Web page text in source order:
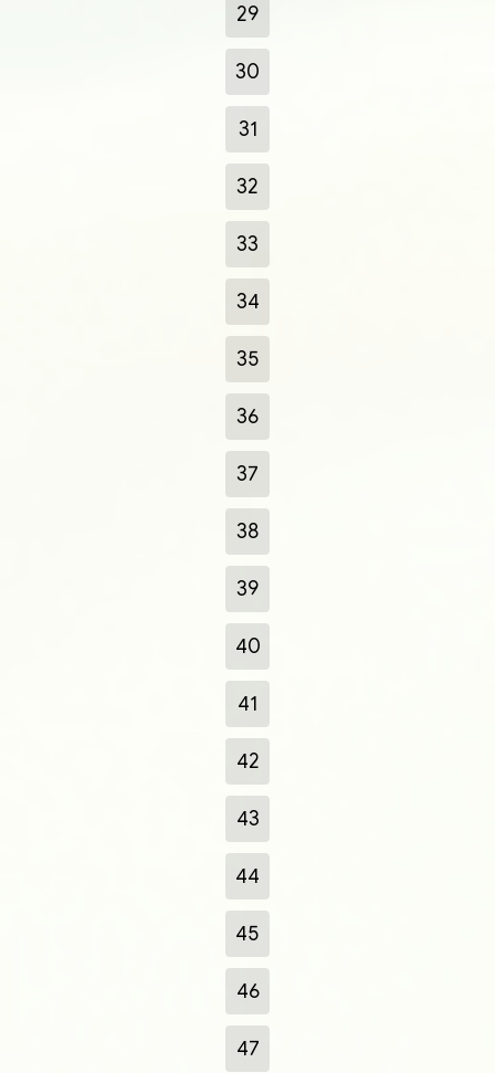
29
30
31
32
33
34
35
36
37
38
39
40
41
42
43
44
45
46
47